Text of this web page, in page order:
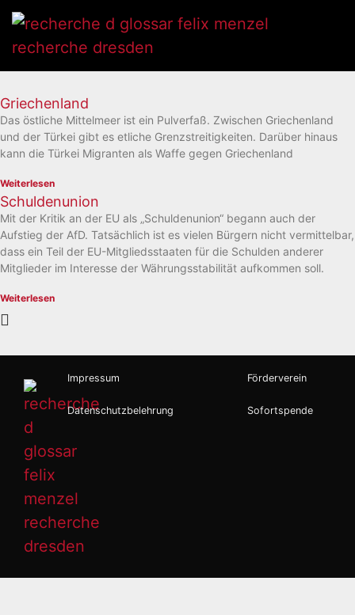
Griechenland
Das östliche Mittelmeer ist ein Pulverfaß. Zwischen Griechenland
und der Türkei gibt es etliche Grenzstreitigkeiten. Darüber hinaus
kann die Türkei Migranten als Waffe gegen Griechenland
Weiterlesen
Schuldenunion
Mit der Kritik an der EU als „Schuldenunion“ begann auch der
Aufstieg der AfD. Tatsächlich ist es vielen Bürgern nicht vermittelbar,
dass ein Teil der EU-Mitgliedsstaaten für die Schulden anderer
Mitglieder im Interesse der Währungsstabilität aufkommen soll.
Weiterlesen
Impressum
Datenschutzbelehrung
Förderverein
Sofortspende